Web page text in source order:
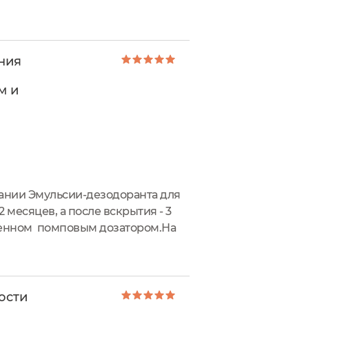
и
Эмульсии-дезодоранта для
месяцев, а после вскрытия - 3
помповым дозатором.На